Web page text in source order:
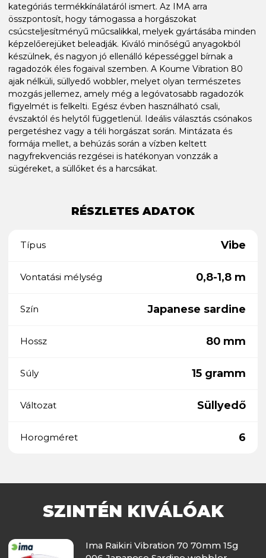
kategóriás termékkínálatáról ismert. Az IMA arra
összpontosít, hogy támogassa a horgászokat
csúcsteljesítményű műcsalikkal, melyek gyártásába minden
képzelőerejüket beleadják. Kiváló minőségű anyagokból
készülnek, és nagyon jó ellenálló képességgel bírnak a
ragadozók éles fogaival szemben. A Koume Vibration 80
ajak nélküli, süllyedő wobbler, melyet olyan természetes
mozgás jellemez, amely még a legóvatosabb ragadozók
figyelmét is felkelti. Egész évben használható csali,
évszaktól és helytől függetlenül. Ideális választás csónakos
pergetéshez vagy a téli horgászat során. Mintázata és
formája mellet, a behúzás során a vízben keltett
nagyfrekvenciás rezgései is hatékonyan vonzzák a
sügéreket, a süllőket és a harcsákat.
RÉSZLETES ADATOK
Típus Vibe
Vontatási mélység 0,8-1,8 m
Szín Japanese sardine
Hossz 80 mm
Súly 15 gramm
Változat Süllyedő
Horogméret 6
SZINTÉN KIVÁLÓAK
Ima Raikiri Vibration 70 70mm 15g